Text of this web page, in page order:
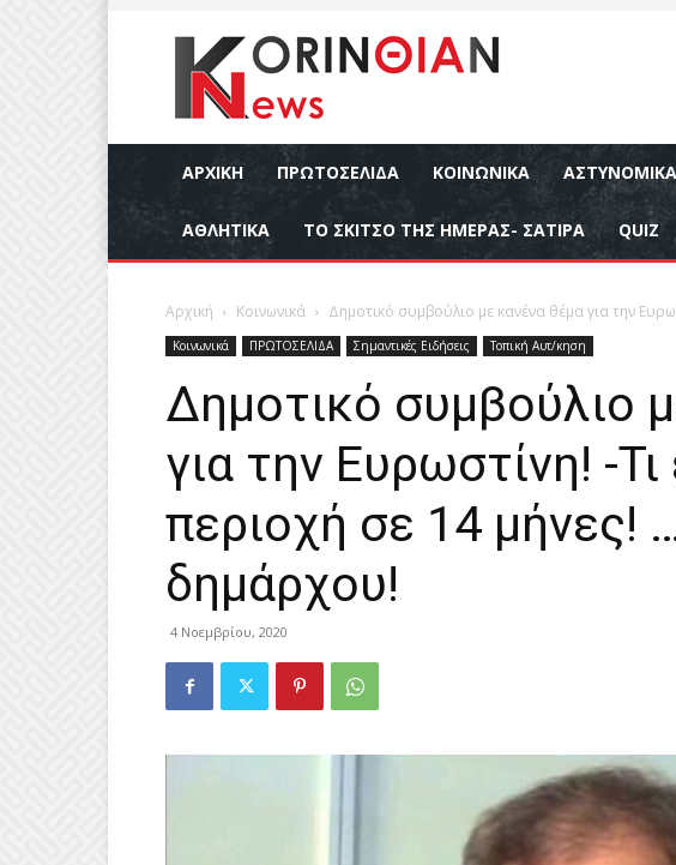
ΑΡΧΙΚΉ ΠΡΩΤΟΣΕΛΙΔΑ ΚΟΙΝΩΝΙΚΆ ΑΣΤΥΝΟΜΙΚΆ
ΑΘΛΗΤΙΚΆ ΤΟ ΣΚΙΤΣΟ ΤΗΣ ΗΜΕΡΑΣ- ΣΑΤΙΡΑ QUIZ
Αρχική Κοινωνικά Δημοτικό συμβούλιο με κανένα θέμα για την
Κοινωνικά ΠΡΩΤΟΣΕΛΙΔΑ Σημαντικές Ειδήσεις Τοπική Αυτ/κηση
Δημοτικό συμβούλιο
για την Ευρωστίνη! -Τι
περιοχή σε 14 μήνες!
δημάρχου!
4 Νοεμβρίου, 2020